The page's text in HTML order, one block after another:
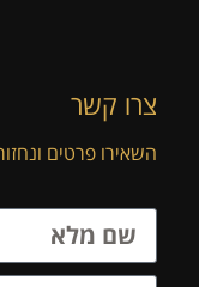
צרו קשר
השאירו פרטים